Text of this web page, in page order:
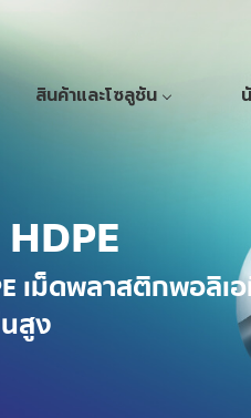
สินค้าและโซลูชัน
เม็ดพลาสติกพอลิเ
สูง